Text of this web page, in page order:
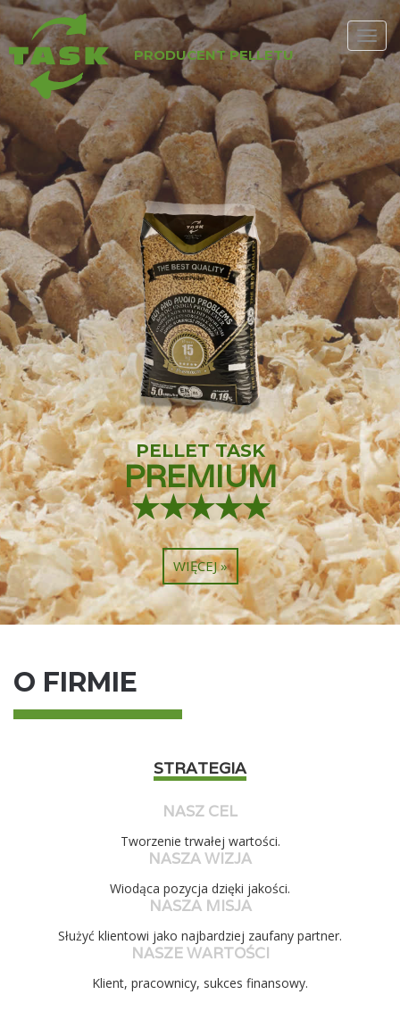
PRODUCENT PELLETU
PELLETTASK
PREMIUM
★★★★★
WIĘCEJ »
O FIRMIE
STRATEGIA
NASZ CEL
Tworzenie trwałej wartości.
NASZA WIZJA
Wiodąca pozycja dzięki jakości.
NASZA MISJA
Służyć klientowi jako najbardziej zaufany partner.
NASZE WARTOŚCI
Klient, pracownicy, sukces finansowy.